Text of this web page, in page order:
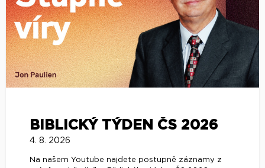
BIBLICKÝ TÝDEN ČS 2026
4. 8. 2026
Na našem Youtube najdete postupně záznamy z